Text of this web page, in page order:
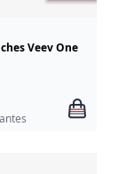
Veev One